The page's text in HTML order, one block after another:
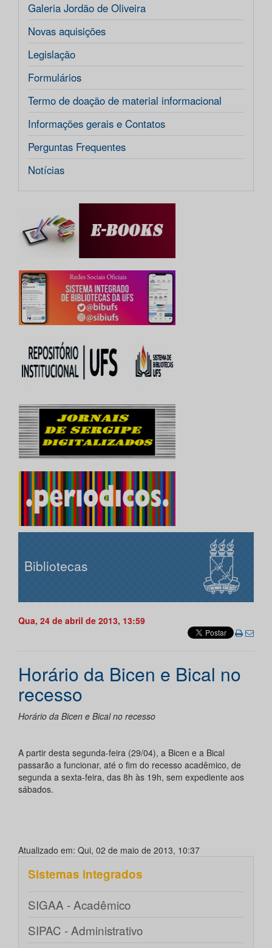
Galeria Jordão de Oliveira
Novas aquisições
Legislação
Formulários
Termo de doação de material informacional
Informações gerais e Contatos
Perguntas Frequentes
Notícias
Bibliotecas
Qua, 24 de abril de 2013, 13:59
Horário da Bicen e Bical no
recesso
Horário da Bicen e Bical no recesso
A partir desta segunda-feira (29/04), a Bicen e a Bical
passarão a funcionar, até o fim do recesso acadêmico, de
segunda a sexta-feira, das 8h às 19h, sem expediente aos
sábados.
Atualizado em: Qui, 02 de maio de 2013, 10:37
Sistemas integrados
SIGAA - Acadêmico
SIPAC - Administrativo